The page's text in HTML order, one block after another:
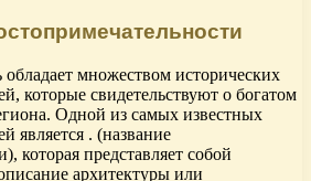
обладает множеством исторических
которые свидетельствуют о богатом
Одной из самых известных
является . (название
которая представляет собой
архитектуры или